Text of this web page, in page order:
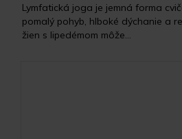
Lymfatická joga je jemná forma
pomalý pohyb, hlboké dýchanie a
žien s lipedémom môže...